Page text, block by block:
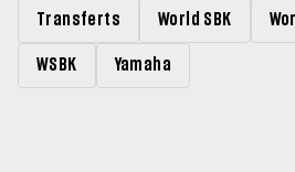
Transferts World SBK
WSBK Yamaha